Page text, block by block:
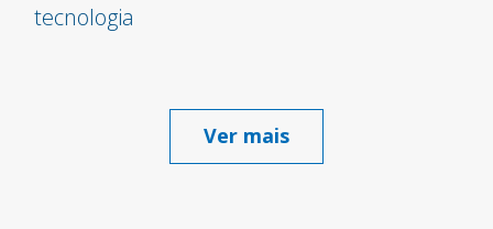
tecnologia
Ver mais